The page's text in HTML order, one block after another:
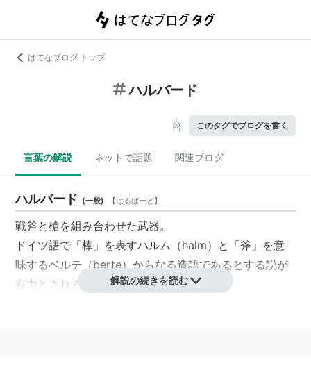
はてなブログ トップ
ハルバード
このタグでブログを書く
言葉の解説 ネットで話題 関連ブログ
ハルバード (一般) 【はるばーど】
戦斧と槍を組み合わせた武器。
ドイツ語で「棒」を表すハルム（halm）と「斧」を意
味するベルテ（berte）からなる造語であるとする説が
有力とされる。
解説の続きを読む